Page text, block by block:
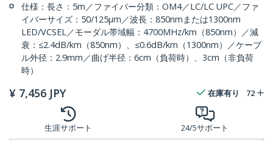
仕様：長さ：5m／ファイバー分類：OM4／LC/LC UPC／ファ
イバーサイズ：50/125μm／波長：850nmまたは1300nm
LED/VCSEL／モーダル帯域幅：4700MHz/km（850nm）／減
衰：≤2.4dB/km（850nm）、≤0.6dB/km（1300nm）／ケーブ
ル外径：2.9mm／曲げ半径：6cm（負荷時）、3cm（非負荷
時）
¥ 7,456 JPY 在庫有り 72
生涯サポート 24/5サポート